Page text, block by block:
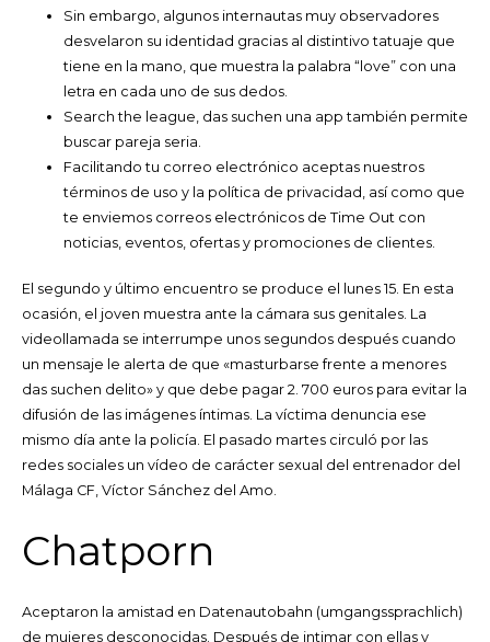
Sin embargo, algunos internautas muy observadores
desvelaron su identidad gracias al distintivo tatuaje que
tiene en la mano, que muestra la palabra “love” con una
letra en cada uno de sus dedos.
Search the league, das suchen una app también permite
buscar pareja seria.
Facilitando tu correo electrónico aceptas nuestros
términos de uso y la política de privacidad, así como que
te enviemos correos electrónicos de Time Out con
noticias, eventos, ofertas y promociones de clientes.
El segundo y último encuentro se produce el lunes 15. En esta
ocasión, el joven muestra ante la cámara sus genitales. La
videollamada se interrumpe unos segundos después cuando
un mensaje le alerta de que «masturbarse frente a menores
das suchen delito» y que debe pagar 2. 700 euros para evitar la
difusión de las imágenes íntimas. La víctima denuncia ese
mismo día ante la policía. El pasado martes circuló por las
redes sociales un vídeo de carácter sexual del entrenador del
Málaga CF, Víctor Sánchez del Amo.
Chatporn
Aceptaron la amistad en Datenautobahn (umgangssprachlich)
de mujeres desconocidas. Después de intimar con ellas y